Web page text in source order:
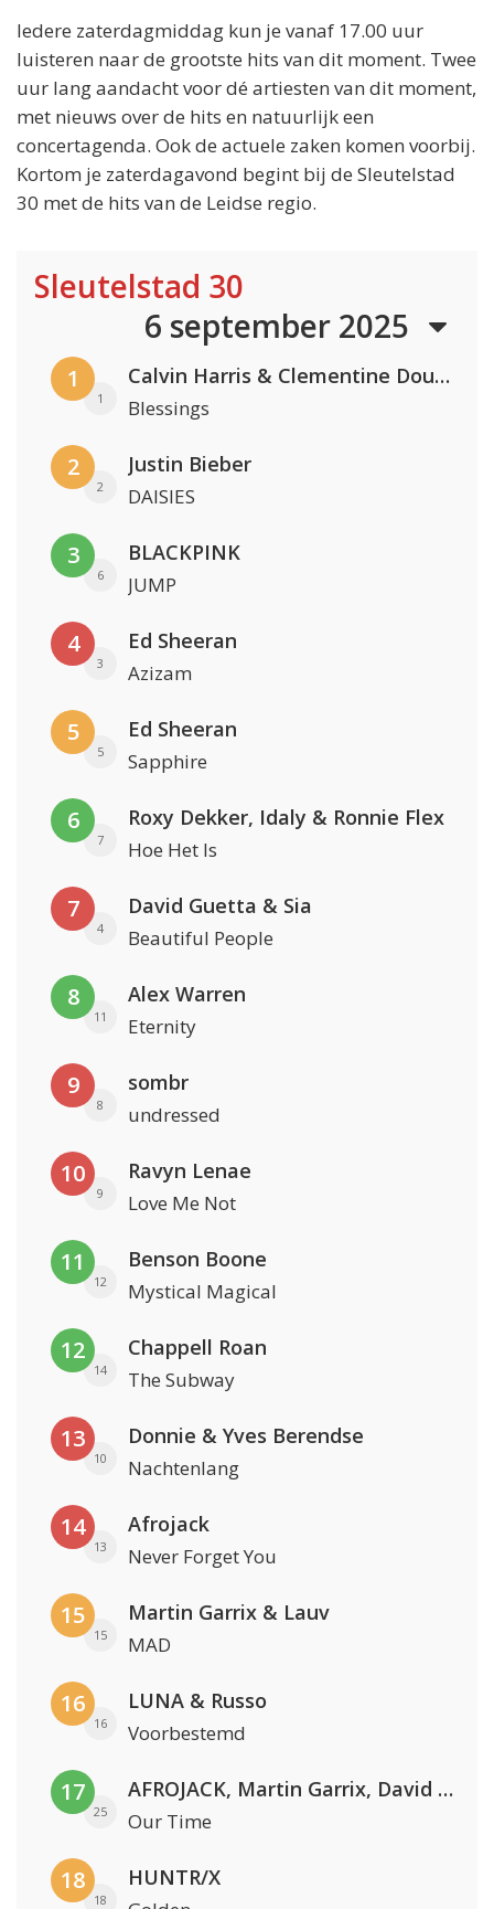
Iedere zaterdagmiddag kun je vanaf 17.00 uur
luisteren naar de grootste hits van dit moment. Twee
uur lang aandacht voor dé artiesten van dit moment,
met nieuws over de hits en natuurlijk een
concertagenda. Ook de actuele zaken komen voorbij.
Kortom je zaterdagavond begint bij de Sleutelstad
30 met de hits van de Leidse regio.
Sleutelstad 30
6 september 2025
1
1
Calvin Harris & Clementine Douglas
Blessings
2
2
Justin Bieber
DAISIES
3
6
BLACKPINK
JUMP
4
3
Ed Sheeran
Azizam
5
5
Ed Sheeran
Sapphire
6
7
Roxy Dekker, Idaly & Ronnie Flex
Hoe Het Is
7
4
David Guetta & Sia
Beautiful People
8
11
Alex Warren
Eternity
9
8
sombr
undressed
10
9
Ravyn Lenae
Love Me Not
11
12
Benson Boone
Mystical Magical
12
14
Chappell Roan
The Subway
13
10
Donnie & Yves Berendse
Nachtenlang
14
13
Afrojack
Never Forget You
15
15
Martin Garrix & Lauv
MAD
16
16
LUNA & Russo
Voorbestemd
17
25
AFROJACK, Martin Garrix, David Guetta & Amél
Our Time
18
18
HUNTR/X